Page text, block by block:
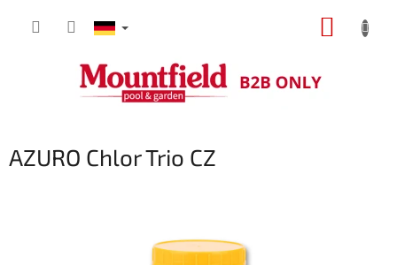
AZURO Chlor Trio CZ